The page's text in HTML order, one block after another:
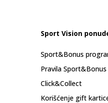
Sport Vision
Sport&Bonus
Pravila
Click&Collect
Korišćenje gift